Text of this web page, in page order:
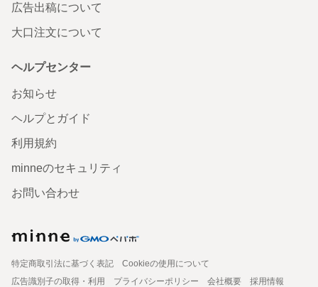
広告出稿について
大口注文について
ヘルプセンター
お知らせ
ヘルプとガイド
利用規約
minneのセキュリティ
お問い合わせ
特定商取引法に基づく表記
Cookieの使用について
広告識別子の取得・利用
プライバシーポリシー 会社概要
採用情報